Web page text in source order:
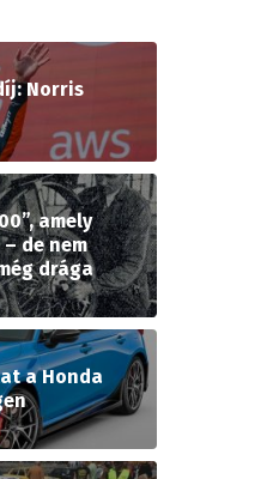
Norris
amely
de nem
drága
a Honda